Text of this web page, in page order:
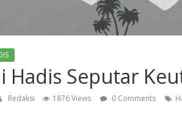
Hadis Seputar
Redaksi 1876 Views 0 Comments